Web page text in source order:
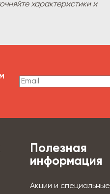
характеристики и
Полезная
информация
Акции и специальные